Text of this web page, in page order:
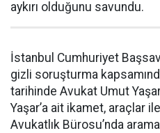
aykırı olduğunu savundu.
İstanbul Cumhuriyet
gizli soruşturma
tarihinde Avukat Umut
Yaşar’a ait ikamet, araçlar
Avukatlık Bürosu’nda